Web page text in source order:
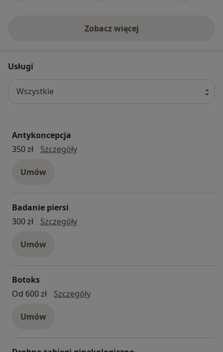
Zobacz więcej
Usługi
Wszystkie
Antykoncepcja
350 zł
SzczegółyAntykoncepcja
Umów
Badanie piersi
300 zł
Szczegółybadanie piersi
Umów
Botoks
Od 600 zł
SzczegółyBotoks
Umów